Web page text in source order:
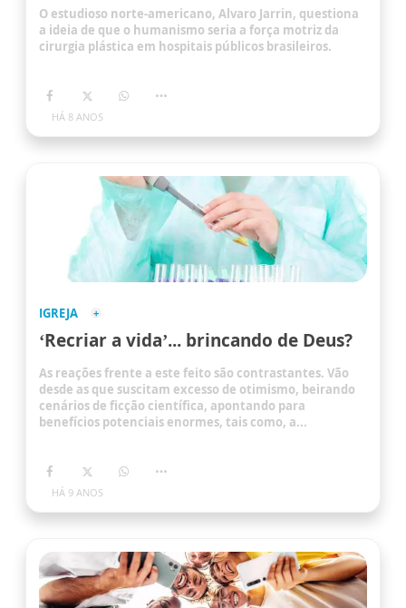
O estudioso norte-americano, Alvaro Jarrin, questiona
a ideia de que o humanismo seria a força motriz da
cirurgia plástica em hospitais públicos brasileiros.
HÁ 8 ANOS
IGREJA
‘Recriar a vida’... brincando de Deus?
As reações frente a este feito são contrastantes. Vão
desde as que suscitam excesso de otimismo, beirando
cenários de ficção científica, apontando para
benefícios potenciais enormes, tais como, a...
HÁ 9 ANOS